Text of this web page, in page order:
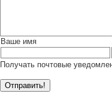
Ваше имя
Получать почтовые